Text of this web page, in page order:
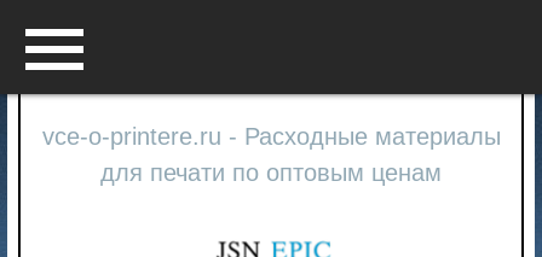
vce-o-printere.ru - Расходные материалы
для печати по оптовым ценам